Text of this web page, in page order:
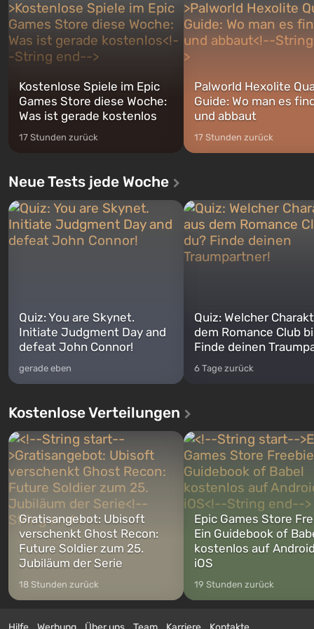
jederzeit...
Kostenlose Spiele im Epic
Games Store diese Woche:
Was ist gerade kostenlos
17 Stunden zurück
Palworld Hexolite
Guide: Wo man es
und abbaut
17 Stunden zurück
Neue Tests jede Woche
Quiz: You are Skynet.
Initiate Judgment Day and
defeat John Connor!
gerade eben
Quiz: Welcher
dem Romance Club
Finde deinen
6 Tage zurück
Kostenlose Verteilungen
Gratisangebot: Ubisoft
verschenkt Ghost Recon:
Future Soldier zum 25.
Jubiläum der Serie
18 Stunden zurück
Epic Games Store
Ein Guidebook of
kostenlos auf
iOS
19 Stunden zurück